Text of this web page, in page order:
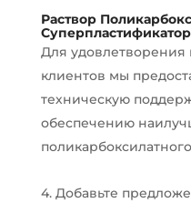
Раствор
Для удовлетворения
клиентов мы
техническую
обеспечению
4. Добавьте